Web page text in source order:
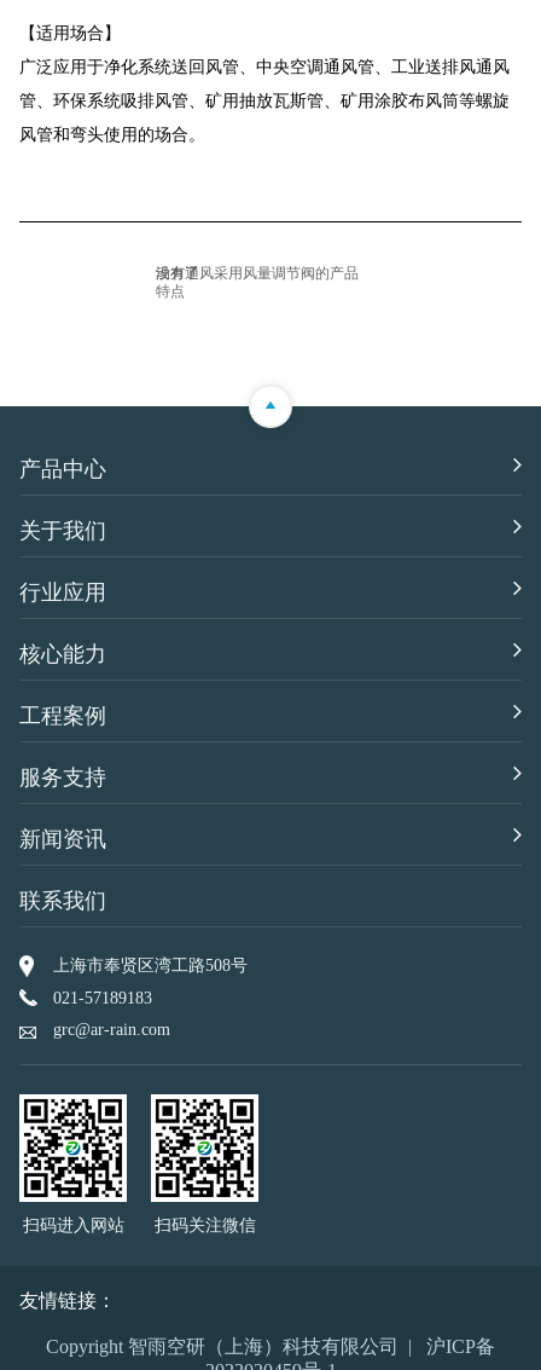
【适用场合】
广泛应用于净化系统送回风管、中央空调通风管、工业送排风通风
管、环保系统吸排风管、矿用抽放瓦斯管、矿用涂胶布风筒等螺旋
风管和弯头使用的场合。
没有了
动力通风采用风量调节阀的产品
特点
产品中心
关于我们
行业应用
核心能力
工程案例
服务支持
新闻资讯
联系我们
上海市奉贤区湾工路508号
021-57189183
grc@ar-rain.com
扫码进入网站 扫码关注微信
友情链接：
Copyright 智雨空研（上海）科技有限公司 | 沪ICP备